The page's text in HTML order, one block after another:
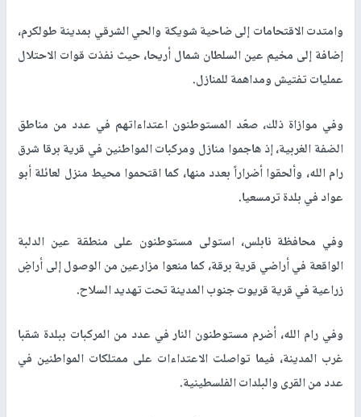
وامتدت الاقتحامات إلى ضاحية شويكة والحي الشرقي بمدينة طولكرم،
إضافة إلى مخيم عين السلطان شمال أريحا، حيث نفذت قوات الاحتلال
عمليات تفتيش ومداهمة للمنازل.
وفي موازاة ذلك، صعّد المستوطنون اعتداءاتهم في عدد من مناطق
الضفة الغربية، إذ هاجموا منازل ومركبات المواطنين في قرية برقا شرق
رام الله، وألحقوا أضراراً بعدد منها، كما اقتحموا محيط منزل لعائلة أبو
عواد في بلدة ترمسعيا.
وفي محافظة نابلس، استولى مستوطنون على منطقة عين الدلبة
الواقعة في أراضي قرية برقة، كما منعوا مزارعين من الوصول إلى أراضٍ
زراعية في قرية قريوت جنوب المدينة تحت تهديد السلاح.
وفي رام الله، أضرم مستوطنون النار في عدد من المركبات ببلدة شقبا
غرب المدينة، فيما تواصلت الاعتداءات على ممتلكات المواطنين في
عدد من القرى والبلدات الفلسطينية.